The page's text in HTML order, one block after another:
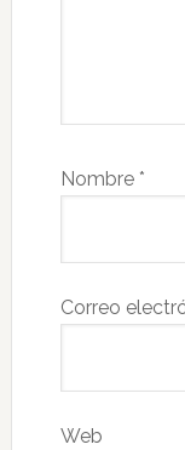
Nombre *
Correo
Web